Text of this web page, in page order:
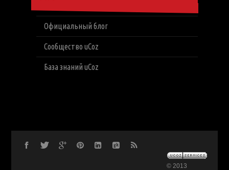
Официальный блог
Сообщество uCoz
База знаний uCoz
© 2013